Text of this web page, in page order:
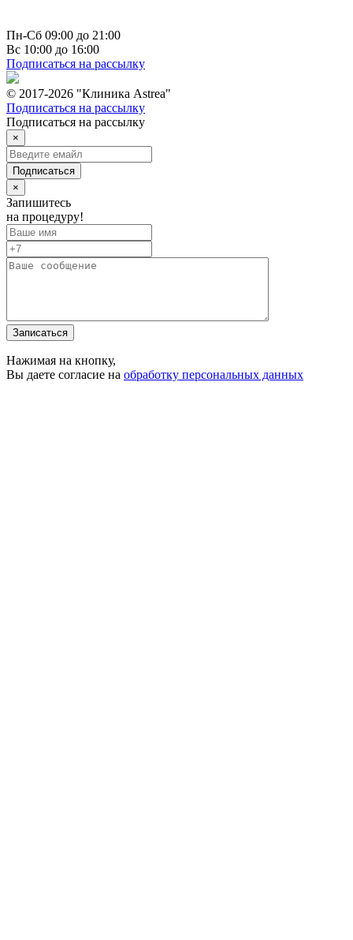
Пн-Сб 09:00 до 21:00
Вс 10:00 до 16:00
Подписаться на рассылку
© 2017-2026 "Клиника Astrea"
Подписаться на рассылку
Подписаться на рассылку
×
Подписаться
×
Запишитесь
на процедуру!
Записаться
Нажимая на кнопку,
Вы даете согласие на обработку персональных данных